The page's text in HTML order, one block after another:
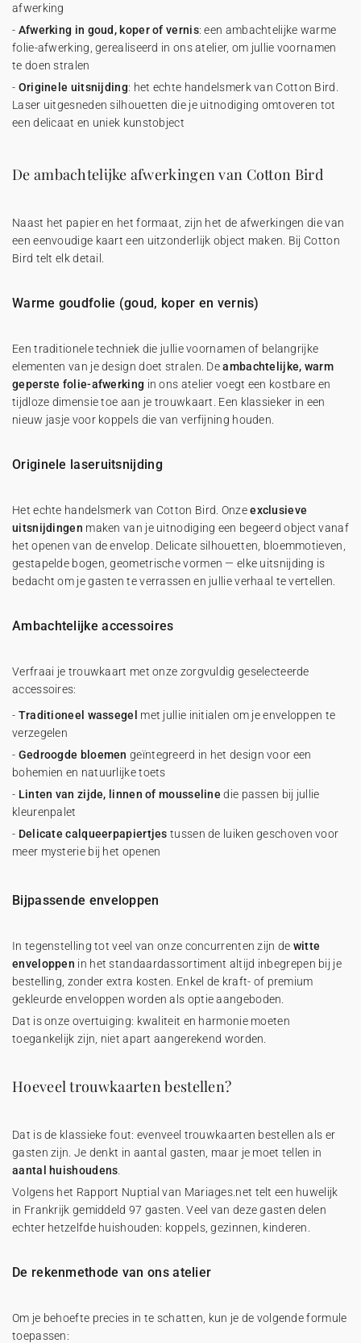
afwerking
- Afwerking in goud, koper of vernis: een ambachtelijke warme
folie-afwerking, gerealiseerd in ons atelier, om jullie voornamen
te doen stralen
- Originele uitsnijding: het echte handelsmerk van Cotton Bird.
Laser uitgesneden silhouetten die je uitnodiging omtoveren tot
een delicaat en uniek kunstobject
De ambachtelijke afwerkingen van Cotton Bird
Naast het papier en het formaat, zijn het de afwerkingen die van
een eenvoudige kaart een uitzonderlijk object maken. Bij Cotton
Bird telt elk detail.
Warme goudfolie (goud, koper en vernis)
Een traditionele techniek die jullie voornamen of belangrijke
elementen van je design doet stralen. Deambachtelijke, warm
geperste folie-afwerking in ons atelier voegt een kostbare en
tijdloze dimensie toe aan je trouwkaart. Een klassieker in een
nieuw jasje voor koppels die van verfijning houden.
Originele laseruitsnijding
Het echte handelsmerk van Cotton Bird. Onzeexclusieve
uitsnijdingen maken van je uitnodiging een begeerd object vanaf
het openen van de envelop. Delicate silhouetten, bloemmotieven,
gestapelde bogen, geometrische vormen — elke uitsnijding is
bedacht om je gasten te verrassen en jullie verhaal te vertellen.
Ambachtelijke accessoires
Verfraai je trouwkaart met onze zorgvuldig geselecteerde
accessoires:
- Traditioneel wassegel
met jullie initialen om je enveloppen te
verzegelen
- Gedroogde bloemen geïntegreerd in het design voor een
bohemien en natuurlijke toets
- Linten van zijde, linnen of mousseline die passen bij jullie
kleurenpalet
- Delicate calqueerpapiertjes tussen de luiken geschoven voor
meer mysterie bij het openen
Bijpassende enveloppen
In tegenstelling tot veel van onze concurrenten zijn de witte
enveloppen in het standaardassortiment altijd inbegrepen bij je
bestelling, zonder extra kosten. Enkel de kraft- of premium
gekleurde enveloppen worden als optie aangeboden.
Dat is onze overtuiging: kwaliteit en harmonie moeten
toegankelijk zijn, niet apart aangerekend worden.
Hoeveel trouwkaarten bestellen?
Dat is de klassieke fout: evenveel trouwkaarten bestellen als er
gasten zijn. Je denkt in aantal gasten, maar je moet tellen in
aantal huishoudens
Volgens het Rapport Nuptial van Mariages.net telt een huwelijk
in Frankrijk gemiddeld 97 gasten. Veel van deze gasten delen
echter hetzelfde huishouden: koppels, gezinnen, kinderen.
De rekenmethode van ons atelier
Om je behoefte precies in te schatten, kun je de volgende formule
toepassen: